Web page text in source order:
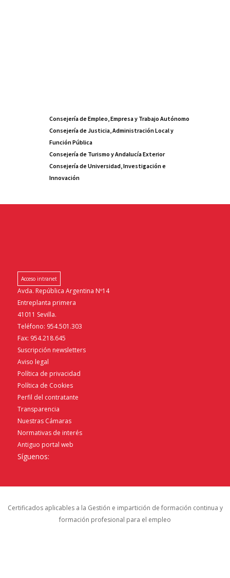
Consejería de Empleo, Empresa y Trabajo Autónomo
Consejería de Justicia, Administración Local y
Función Pública
Consejería de Turismo y Andalucía Exterior
Consejería de Universidad, Investigación e
Innovación
Acceso intranet
Avda. República Argentina Nº14
Entreplanta primera
41011 Sevilla.
Teléfono: 954.501.303
Fax: 954.218.645
Suscripción newsletters
Aviso legal
Política de privacidad
Política de Cookies
Perfil del contratante
Transparencia
Nuestras Cámaras
Normativas de interés
Antiguo portal web
Síguenos:
Certificados aplicables a la Gestión e impartición de formación continua y
formación profesional para el empleo